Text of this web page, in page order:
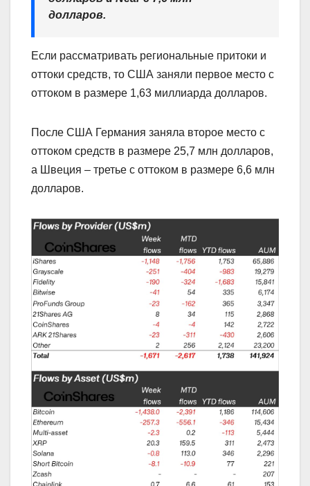
долларов.
Если рассматривать региональные притоки и
оттоки средств, то США заняли первое место с
оттоком в размере 1,63 миллиарда долларов.
После США Германия заняла второе место с
оттоком средств в размере 25,7 млн долларов,
а Швеция – третье с оттоком в размере 6,6 млн
долларов.